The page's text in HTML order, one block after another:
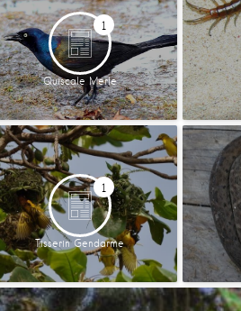
1
Quiscale Merle
1
Tisserin Gendarme